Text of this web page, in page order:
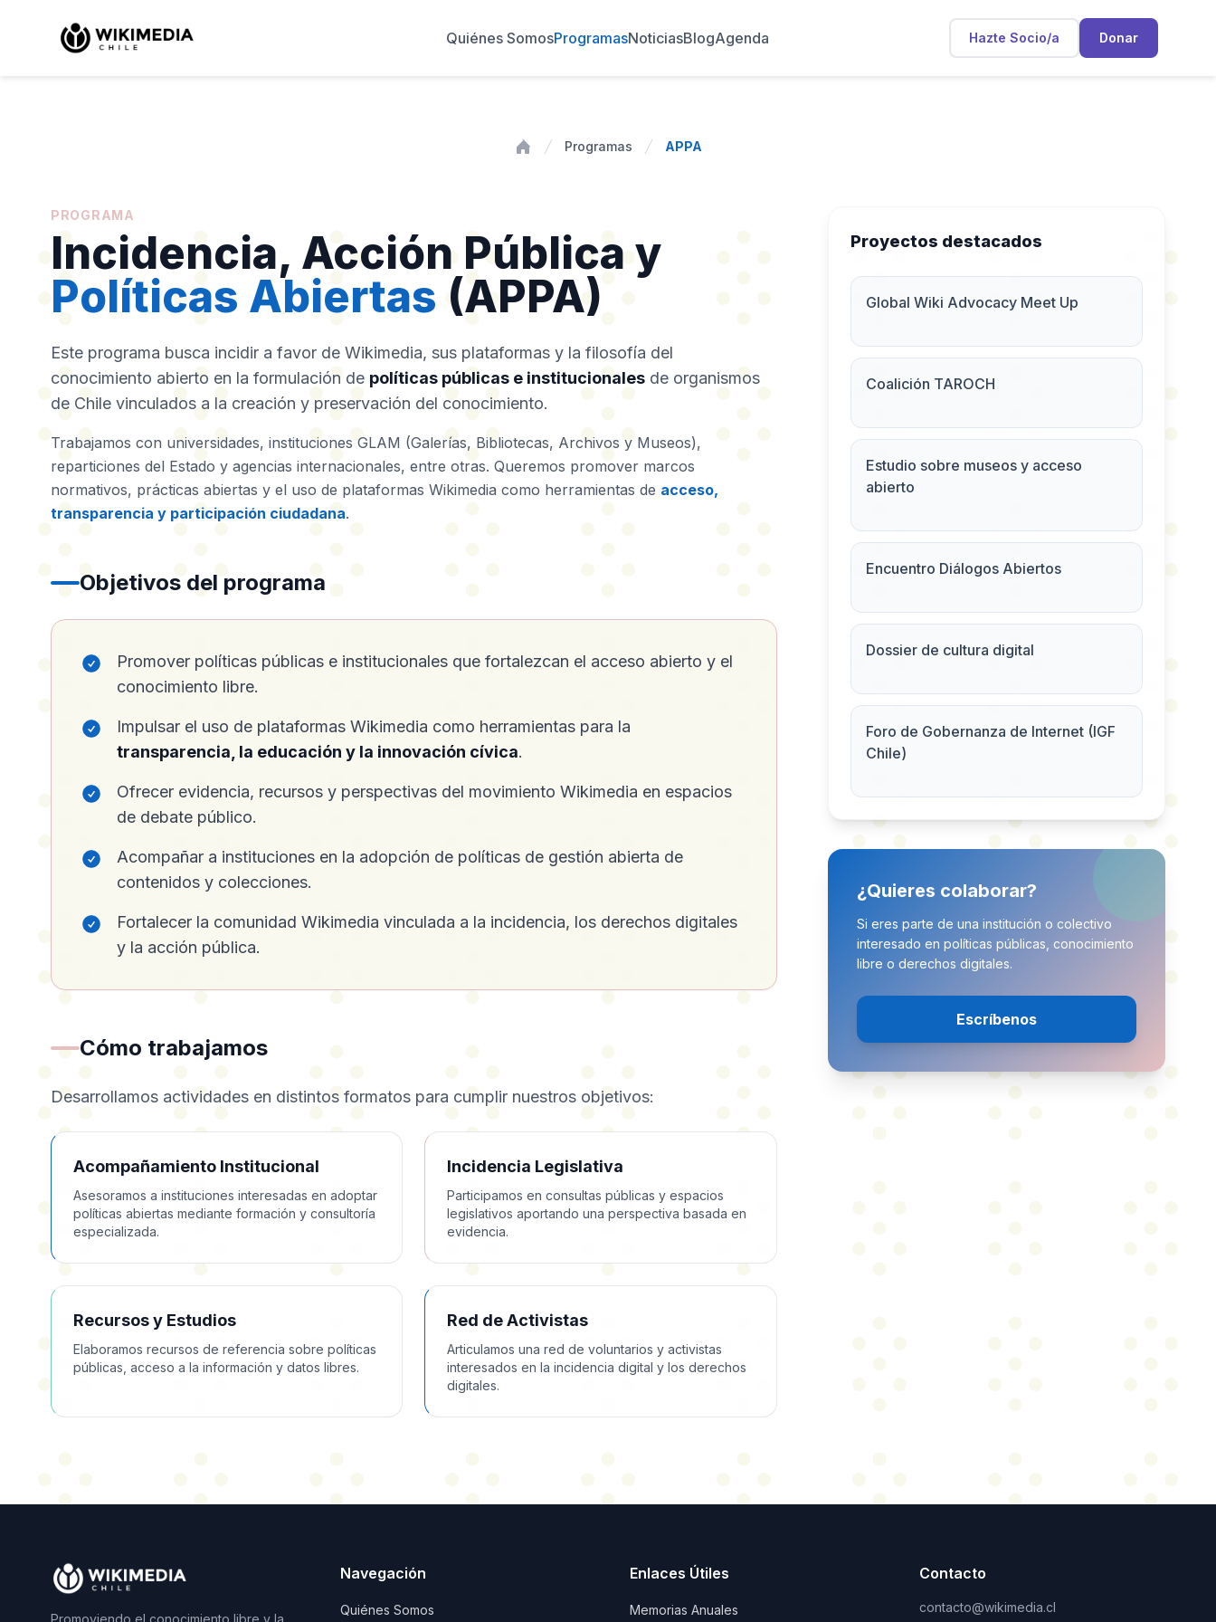
Quiénes SomosProgramasNoticiasBlogAgenda Hazte Socio/a Donar
Programas APPA
PROGRAMA
Incidencia, Acción Pública y
Políticas Abiertas (APPA)
Este programa busca incidir a favor de Wikimedia, sus plataformas y la filosofía del
conocimiento abierto en la formulación de políticas públicas e institucionales de organismos
de Chile vinculados a la creación y preservación del conocimiento.
Trabajamos con universidades, instituciones GLAM (Galerías, Bibliotecas, Archivos y Museos),
reparticiones del Estado y agencias internacionales, entre otras. Queremos promover marcos
normativos, prácticas abiertas y el uso de plataformas Wikimedia como herramientas de acceso,
transparencia y participación ciudadana.
Objetivos del programa
Promover políticas públicas e institucionales que fortalezcan el acceso abierto y el
conocimiento libre.
Impulsar el uso de plataformas Wikimedia como herramientas para la
transparencia, la educación y la innovación cívica.
Ofrecer evidencia, recursos y perspectivas del movimiento Wikimedia en espacios
de debate público.
Acompañar a instituciones en la adopción de políticas de gestión abierta de
contenidos y colecciones.
Fortalecer la comunidad Wikimedia vinculada a la incidencia, los derechos digitales
y la acción pública.
Cómo trabajamos
Desarrollamos actividades en distintos formatos para cumplir nuestros objetivos:
Acompañamiento Institucional
Asesoramos a instituciones interesadas en adoptar
políticas abiertas mediante formación y consultoría
especializada.
Incidencia Legislativa
Participamos en consultas públicas y espacios
legislativos aportando una perspectiva basada en
evidencia.
Recursos y Estudios
Elaboramos recursos de referencia sobre políticas
públicas, acceso a la información y datos libres.
Red de Activistas
Articulamos una red de voluntarios y activistas
interesados en la incidencia digital y los derechos
digitales.
Proyectos destacados
Global Wiki Advocacy Meet Up
Coalición TAROCH
Estudio sobre museos y acceso
abierto
Encuentro Diálogos Abiertos
Dossier de cultura digital
Foro de Gobernanza de Internet (IGF
Chile)
¿Quieres colaborar?
Si eres parte de una institución o colectivo
interesado en políticas públicas, conocimiento
libre o derechos digitales.
Escríbenos
Promoviendo el conocimiento libre y la
Navegación
Quiénes Somos
Enlaces Útiles
Memorias Anuales
Contacto
contacto@wikimedia.cl